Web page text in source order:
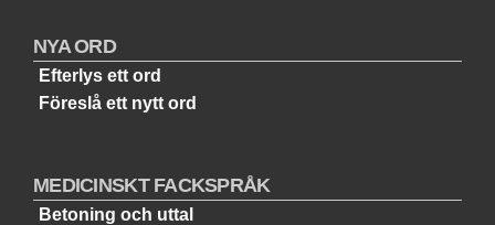
NYA ORD
Efterlys ett ord
Föreslå ett nytt ord
MEDICINSKT FACKSPRÅK
Betoning och uttal